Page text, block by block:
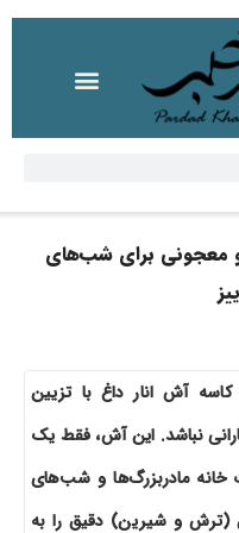
معجونی برای شب‌های
آش انار داغ با تزیین
نباشد. این آش، فقط یک
مادربزرگ‌ها و شب‌های
و شیرین) دقیق را به